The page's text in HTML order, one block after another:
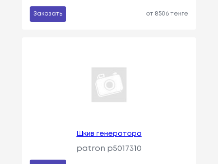
Заказать от 8506 тенге
Шкив генератора
patron p5017310